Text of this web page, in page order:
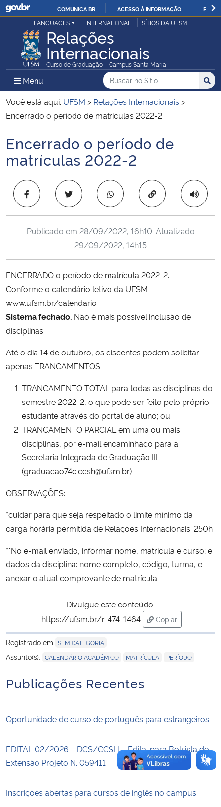
IR
PARA
O
CONTEÚDO
COMUNICA BR ACESSO À INFORMAÇÃO
Ministério da Justiça e Segurança Pública
Ministério da Defesa
Ministério das Relações Exteriores
Ministério da Infraestrutura
Ministério da Educação
Ministério da Cidadania
Ministério de Minas e Energia
Ministério da Ciência, Tecnologia, Inovações e Comunicações
Ministério do Meio Ambiente
Ministério do Desenvolvimento Regional
Controladoria-Geral da União
Ministério da Mulher, da Família e dos Direitos Humanos
Secretaria de Governo
Gabinete de Segurança Institucional
Banco Central do Brasil
LANGUAGES INTERNATIONAL SÍTIOS DA UFSM
Relações
Internacionais
Curso de Graduação – Campus Santa Maria
Menu Menu Principal do Sítio
Busca
Buscar no no Sítio
Busca:
Você está aqui: UFSM > Relações Internacionais >
Encerrado o período de matrículas 2022-2
Início do conteúdo
Encerrado o período de
matrículas 2022-2
Copiar para área
Publicado em 28/09/2022, 16h10. Atualizado
29/09/2022, 14h15
ENCERRADO o período de matrícula 2022-2.
Conforme o calendário letivo da UFSM:
www.ufsm.br/calendario
Sistema fechado. Não é mais possível inclusão de
disciplinas.
Até o dia 14 de outubro, os discentes podem solicitar
apenas TRANCAMENTOS :
TRANCAMENTO TOTAL para todas as disciplinas do
semestre 2022-2, o que pode ser feito pelo próprio
estudante através do portal de aluno; ou
TRANCAMENTO PARCIAL em uma ou mais
disciplinas, por e-mail encaminhado para a
Secretaria Integrada de Graduação III
(graduacao74c.ccsh@ufsm.br)
OBSERVAÇÕES:
*cuidar para que seja respeitado o limite mínimo da
carga horária permitida de Relações Internacionais: 250h
**No e-mail enviado, informar nome, matrícula e curso; e
dados da disciplina: nome completo, código, turma, e
anexar o atual comprovante de matrícula.
Divulgue este conteúdo:
https://ufsm.br/r-474-1464
Copiar
para área de
Registrado em SEM CATEGORIA
Assunto(s): CALENDÁRIO ACADÊMICO MATRÍCULA PERÍODO
Publicações Recentes
Oportunidade de curso de português para estrangeiros
EDITAL 02/2026 – DCS/CCSH – Edital para Bolsista de
Extensão Projeto N. 059411
Inscrições abertas para cursos de inglês no campus